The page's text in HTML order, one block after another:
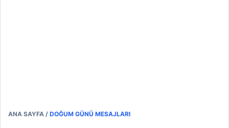
ANA SAYFA / DOĞUM GÜNÜ MESAJLARI